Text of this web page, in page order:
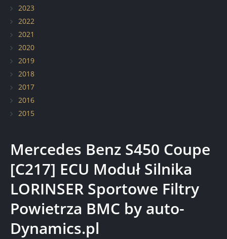
2023
2022
2021
2020
2019
2018
2017
2016
2015
Mercedes Benz S450 Coupe
[C217] ECU Moduł Silnika
LORINSER Sportowe Filtry
Powietrza BMC by auto-
Dynamics.pl